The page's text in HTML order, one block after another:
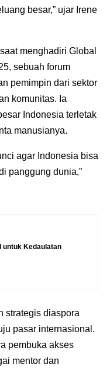
besar,” ujar Irene
menghadiri Global
sebuah forum
pemimpin dari sektor
komunitas. Ia
Indonesia terletak
manusianya.
agar Indonesia bisa
panggung dunia,”
untuk Kedaulatan
strategis diaspora
pasar internasional.
pembuka akses
mentor dan